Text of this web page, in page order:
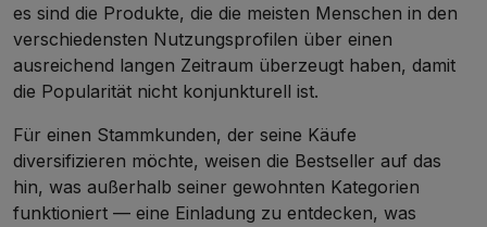
es sind die Produkte, die die meisten Menschen in den
verschiedensten Nutzungsprofilen über einen
ausreichend langen Zeitraum überzeugt haben, damit
die Popularität nicht konjunkturell ist.
Für einen Stammkunden, der seine Käufe
diversifizieren möchte, weisen die Bestseller auf das
hin, was außerhalb seiner gewohnten Kategorien
funktioniert — eine Einladung zu entdecken, was